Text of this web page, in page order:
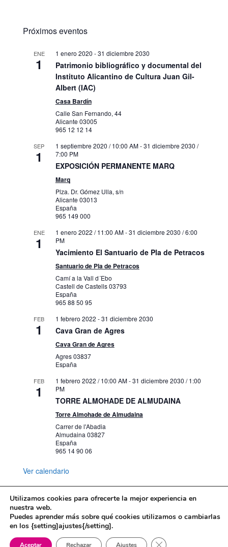
Próximos eventos
ENE
1
1 enero 2020 -31 diciembre 2030
Patrimonio bibliográfico y documental del
Instituto Alicantino de Cultura Juan Gil-
Albert (IAC)
Casa Bardín
Calle San Fernando, 44
Alicante 03005
965 12 12 14
SEP
1
1 septiembre 2020 / 10:00 AM-31 diciembre 2030 /
7:00 PM
EXPOSICIÓN PERMANENTE MARQ
Marq
Plza. Dr. Gómez Ulla, s/n
Alicante 03013
España
965 149 000
ENE
1
1 enero 2022 / 11:00 AM-31 diciembre 2030 / 6:00
PM
Yacimiento El Santuario de Pla de Petracos
Santuario de Pla de Petracos
Camí a la Vall d´Ebo
Castell de Castells03793
España
965 88 50 95
FEB
1
1 febrero 2022 -31 diciembre 2030
Cava Gran de Agres
Cava Gran de Agres
Agres03837
España
FEB
1
1 febrero 2022 / 10:00 AM-31 diciembre 2030 / 1:00
PM
TORRE ALMOHADE DE ALMUDAINA
Torre Almohade de Almudaina
Carrer de l'Abadia
Almudaina 03827
España
965 14 90 06
Ver calendario
Mapa web
Política de Privacidad
Politica de cookies
Utilizamos cookies para ofrecerte la mejor experiencia en
nuestra web.
Puedes aprender más sobre qué cookies utilizamos o cambiarlas
en los {setting]ajustes{/setting].
Aceptar Rechazar Ajustes Cerrar el banner de